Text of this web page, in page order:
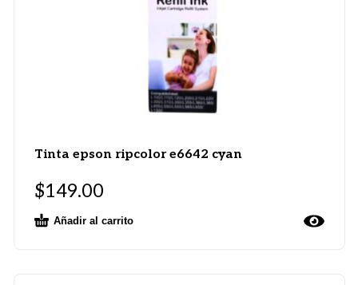
Tinta epson ripcolor e6642 cyan
$149.00
Añadir al carrito